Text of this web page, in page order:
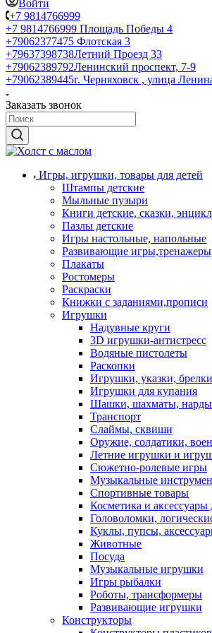
Войти
+7 9814766999
+7 9814766999 Площадь Победы 4
+79062377475 Флотская 3
+79637398738Летний Проезд 33
+79062389792Ленинский проспект, 7-9
+79062389445г. Черняховск , улица
Заказать звонок
Игры, игрушки, товары для детей
Штампы детские
Мыльные пузыри
Книги детские, сказки,
Пазлы детские
Игры настольные, напольные
Развивающие
Плакаты
Ростомеры
Раскраски
Книжки с заданиями,прописи
Игрушки
Надувные круги
3D игрушки-антистресс
Водяные пистолеты
Раскопки
Игрушки, указки,
Игрушки для купания
Шашки, шахматы, нарды
Транспорт
Слаймы, сквиши
Оружие, солдатики,
Летние игрушки и
Сюжетно-ролевые игры
Музыкальные
Спортивные товары
Косметика и аксессуары
Головоломки,
Куклы, пупсы,
Животные
Посуда
Музыкальные игрушки
Игры рыбалки
Роботы, трансформеры
Развивающие игрушки
Конструкторы